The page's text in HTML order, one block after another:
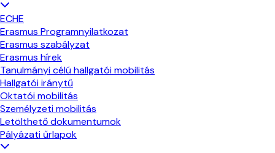
ECHE
Erasmus Programnyilatkozat
Erasmus szabályzat
Erasmus hírek
Tanulmányi célú hallgatói mobilitás
Hallgatói iránytű
Oktatói mobilitás
Személyzeti mobilitás
Letölthető dokumentumok
Pályázati űrlapok